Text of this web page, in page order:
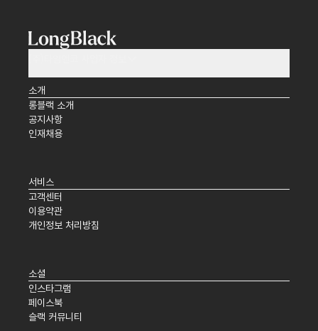
소개
롱블랙 소개
공지사항
인재채용
서비스
고객센터
이용약관
개인정보 처리방침
소셜
인스타그램
페이스북
슬랙 커뮤니티